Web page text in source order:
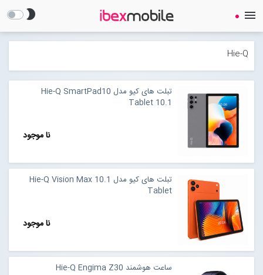
ساعت هوشمند
گجت
Open submenu (لوازم جانبی)
لوازم جانبی
brightness_2 menu
Hie-Q
تبلت های کیو مدل Hie-Q SmartPad10
Tablet 10.1
نا موجود
تبلت های کیو مدل Hie-Q Vision Max 10.1
Tablet
نا موجود
ساعت هوشمند Hie-Q Engima Z30